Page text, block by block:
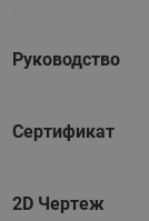
Руководство
Сертификат
2D Чертеж